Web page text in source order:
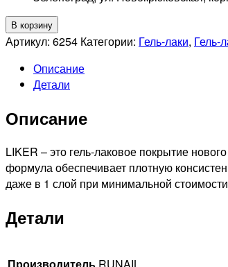
Количество
товара
Гель-
лак
9мл
В корзину
Артикул: 6254 Категории: Гель-лаки, Гель-
Описание
Детали
Описание
LIKER – это гель-лаковое покрытие
формула обеспечивает плотную
даже в 1 слой при минимальной
Детали